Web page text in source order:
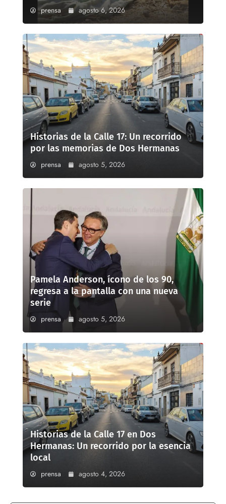
prensa agosto 6, 2026
Historias de la Calle 17: Un recorrido
por las memorias de Dos Hermanas
prensa agosto 5, 2026
Pamela Anderson, ícono de los 90,
regresa a la pantalla con una nueva
serie
prensa agosto 5, 2026
Historias de la Calle 17 en Dos
Hermanas: Un recorrido por la esencia
local
prensa agosto 4, 2026